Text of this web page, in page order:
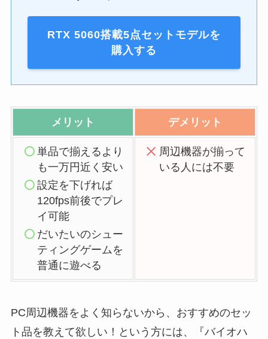
RTX 5060搭載5点セットモデルを
購入する
メリット デメリット
単品で揃えるより
も一万円近く安い
設定を下げれば
120fps前後でプレ
イ可能
だいたいのシュー
ティングゲームを
普通に遊べる
周辺機器が揃って
いる人には不要
PC周辺機器をよく知らないから、おすすめのセッ
ト品を教えて欲しい！という方には、『バイオハ